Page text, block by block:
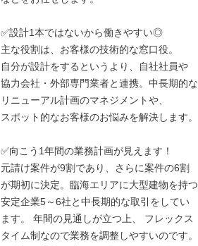
✅設計1本ではないから働きやすい◎
主な役割は、お客様の技術的な窓口役。
自分が設計をするというより、自社社員や
協力会社・外部専門業者と連携。中長期的な
リニューアル計画のマネジメントや、
スポット的なお客様のお悩みを解決します。
✅向こう1年間の業務計画が見えます！
元請け案件が9割であり、さらに案件の6割
が期初に決定。臨海エリアに大型建物を持つ
安定企業5～6社と中長期的な取引をしてい
ます。 年間の見通しが立つ上、 フレックス
タイム制なので業務を調整しやすいのです。